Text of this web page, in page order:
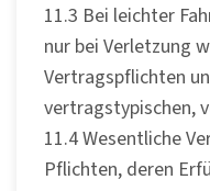
11.3 Bei leichter
nur bei Verletzung
Vertragspflichten
vertragstypischen,
11.4 Wesentliche
Pflichten, deren